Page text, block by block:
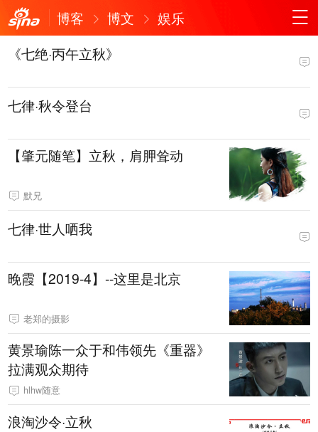
博客 博文
娱乐
《七绝·丙午立秋》
七律·秋令登台
【肇元随笔】立秋，肩胛耸动
默兄
七律·世人哂我
晚霞【2019-4】--这里是北京
老郑的摄影
黄景瑜陈一众于和伟领先《重器》
拉满观众期待
hlhw随意
浪淘沙令·立秋